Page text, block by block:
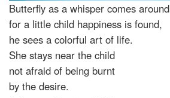
Butterfly as a whisper comes around
for a little child happiness is found,
he sees a colorful art of life.
She stays near the child
not afraid of being burnt
by the desire.